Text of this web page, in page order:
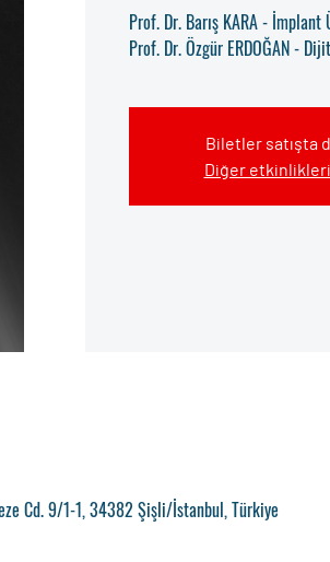
Prof. Dr. Barış KARA -
Prof. Dr. Özgür ERDOĞAN -
Biletler satışta
Diğer
Cd. 9/1-1, 34382 Şişli/İstanbul, Türkiye